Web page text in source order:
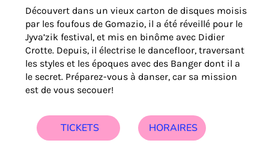
Découvert dans un vieux carton de disques moisis
par les foufous de Gomazio, il a été réveillé pour le
Jyva’zik festival, et mis en binôme avec Didier
Crotte. Depuis, il électrise le dancefloor, traversant
les styles et les époques avec des Banger dont il a
le secret. Préparez-vous à danser, car sa mission
est de vous secouer!
TICKETS HORAIRES